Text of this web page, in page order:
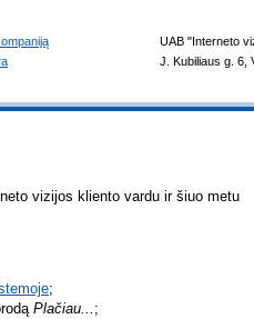
vizijos kliento vardu ir šiuo metu
;
Plačiau... ;